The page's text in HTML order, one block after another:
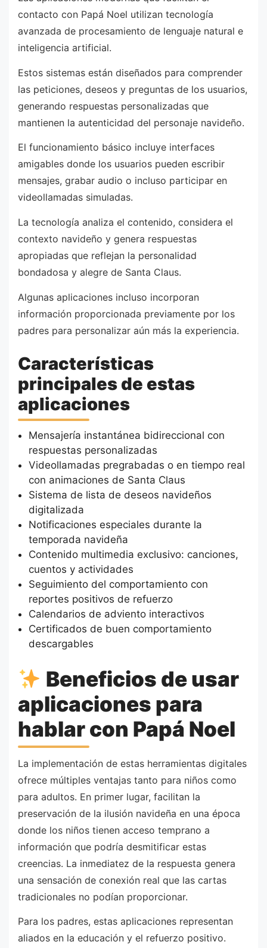
contacto con Papá Noel utilizan tecnología
avanzada de procesamiento de lenguaje natural e
inteligencia artificial.
Estos sistemas están diseñados para comprender
las peticiones, deseos y preguntas de los usuarios,
generando respuestas personalizadas que
mantienen la autenticidad del personaje navideño.
El funcionamiento básico incluye interfaces
amigables donde los usuarios pueden escribir
mensajes, grabar audio o incluso participar en
videollamadas simuladas.
La tecnología analiza el contenido, considera el
contexto navideño y genera respuestas
apropiadas que reflejan la personalidad
bondadosa y alegre de Santa Claus.
Algunas aplicaciones incluso incorporan
información proporcionada previamente por los
padres para personalizar aún más la experiencia.
Características
principales de estas
aplicaciones
Mensajería instantánea bidireccional con
respuestas personalizadas
Videollamadas pregrabadas o en tiempo real
con animaciones de Santa Claus
Sistema de lista de deseos navideños
digitalizada
Notificaciones especiales durante la
temporada navideña
Contenido multimedia exclusivo: canciones,
cuentos y actividades
Seguimiento del comportamiento con
reportes positivos de refuerzo
Calendarios de adviento interactivos
Certificados de buen comportamiento
descargables
Beneficios de usar
aplicaciones para
hablar con Papá Noel
La implementación de estas herramientas digitales
ofrece múltiples ventajas tanto para niños como
para adultos. En primer lugar, facilitan la
preservación de la ilusión navideña en una época
donde los niños tienen acceso temprano a
información que podría desmitificar estas
creencias. La inmediatez de la respuesta genera
una sensación de conexión real que las cartas
tradicionales no podían proporcionar.
Para los padres, estas aplicaciones representan
aliados en la educación y el refuerzo positivo.